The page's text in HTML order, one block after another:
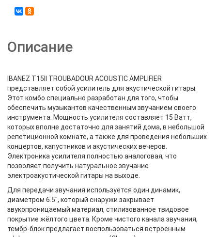
Описание
IBANEZ T15II TROUBADOUR ACOUSTIC AMPLIFIER
представляет собой усилитель для акустической гитары.
Этот комбо специально разработан для того, чтобы
обеспечить музыкантов качественным звучанием своего
инструмента. Мощность усилителя составляет 15 Ватт,
которых вполне достаточно для занятий дома, в небольшой
репетиционной комнате, а также для проведения небольших
концертов, капустников и акустических вечеров.
Электроника усилителя полностью аналоговая, что
позволяет получить натуральное звучание
электроакустической гитары на выходе.
Для передачи звучания используется один динамик,
диаметром 6.5", который снаружи закрывает
звукопроницаемый материал, стилизованное твидовое
покрытие жёлтого цвета. Кроме чистого канала звучания,
тембр-блок предлагает воспользоваться встроенным